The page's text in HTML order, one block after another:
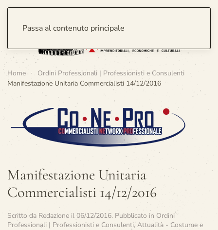
Passa al contenuto principale
Home
Ordini Professionali | Professionisti e Consulenti
Manifestazione Unitaria Commercialisti 14/12/2016
Manifestazione Unitaria
Commercialisti 14/12/2016
Scritto da Redazione il 06/12/2016. Pubblicato in Ordini
Professionali | Professionisti e Consulenti, Attualità - Costume e